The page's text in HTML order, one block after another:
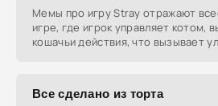
Мемы про игру Stray отражают
игре, где игрок управляет котом,
кошачьи действия, что вызывает
Все сделано из торта